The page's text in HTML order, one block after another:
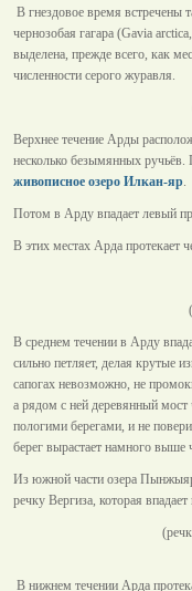
В гнездовое время встречены
чернозобая гагара (Gavia
выделена, прежде всего, как
численности серого журавля.
(безымянный
Верхнее течение Арды
несколько безымянных ручьёв.
живописное озеро Илкан-яр.
Потом в Арду впадает левый
В этих местах Арда протекает
(речка
В среднем течении в Арду
сильно петляет, делая крутые
сапогах невозможно, не
а рядом с ней деревянный мост
пологими берегами, и не
берег вырастает намного выше
Из южной части озера
речку Вергиза, которая
(речка
В нижнем течении Арда